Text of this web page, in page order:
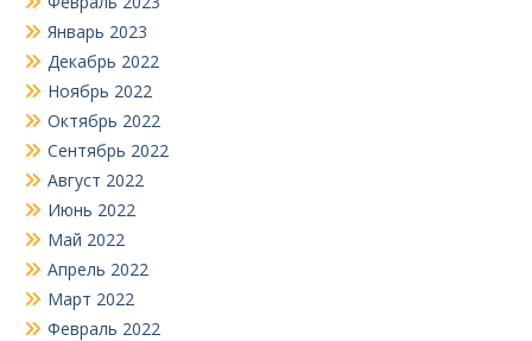
Январь 2023
Декабрь 2022
Ноябрь 2022
Октябрь 2022
Сентябрь 2022
Август 2022
Июнь 2022
Май 2022
Апрель 2022
Март 2022
Февраль 2022